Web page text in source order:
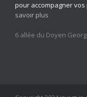
pour accompagner
savoir plus
6 allée du Doyen